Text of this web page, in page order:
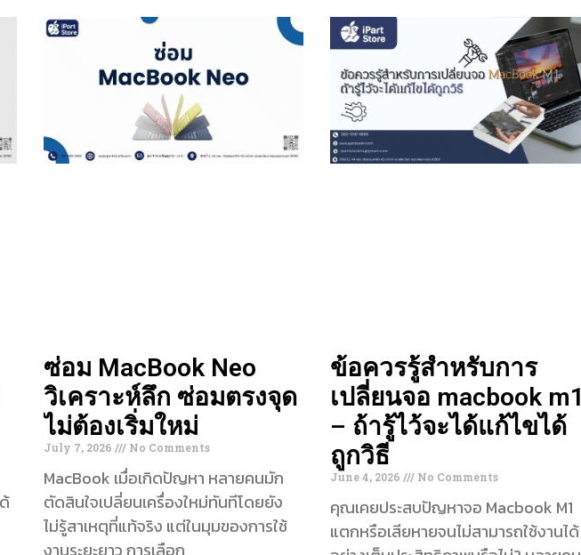
ซ่อม MacBook Neo
วิเคราะห์ลึก ซ่อมตรงจุด
ไม่ต้องเริ่มใหม่
July 7, 2026 No Comments
MacBook เมื่อเกิดปัญหา หลายคนมัก
ตัดสินใจเปลี่ยนเครื่องใหม่ทันทีโดยยัง
ไม่รู้สาเหตุที่แท้จริง แต่ในมุมของการใช้
งานระยะยาว การเลือก
ข้อควรรู้สำหรับการ
เปลี่ยนจอ macbook m1
– ถ้ารู้ไว้จะได้แก้ไขได้
ถูกวิธี
June 4, 2026 No Comments
คุณเคยประสบปัญหาจอ Macbook M1
แตกหรือเสียหายจนไม่สามารถใช้งานได้